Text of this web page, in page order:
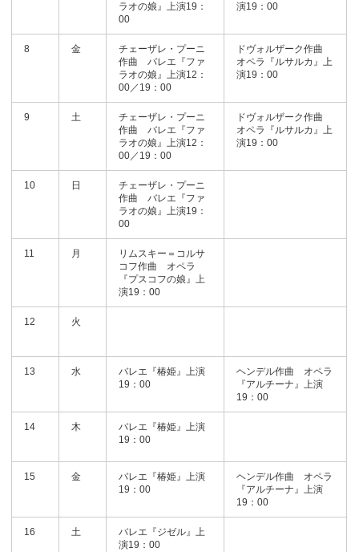
ラオの娘』上演19：
00
演19：00
8 金
チェーザレ・プーニ
作曲 バレエ『ファ
ラオの娘』上演12：
00／19：00
ドヴォルザーク作曲
オペラ『ルサルカ』上
演19：00
9 土
チェーザレ・プーニ
作曲 バレエ『ファ
ラオの娘』上演12：
00／19：00
ドヴォルザーク作曲
オペラ『ルサルカ』上
演19：00
10 日
チェーザレ・プーニ
作曲 バレエ『ファ
ラオの娘』上演19：
00
11 月
リムスキー＝コルサ
コフ作曲 オペラ
『プスコフの娘』上
演19：00
12 火
13 水
バレエ『椿姫』上演
19：00
ヘンデル作曲 オペラ
『アルチーナ』上演
19：00
14 木
バレエ『椿姫』上演
19：00
15 金
バレエ『椿姫』上演
19：00
ヘンデル作曲 オペラ
『アルチーナ』上演
19：00
16 土
バレエ『ジゼル』上
演19：00